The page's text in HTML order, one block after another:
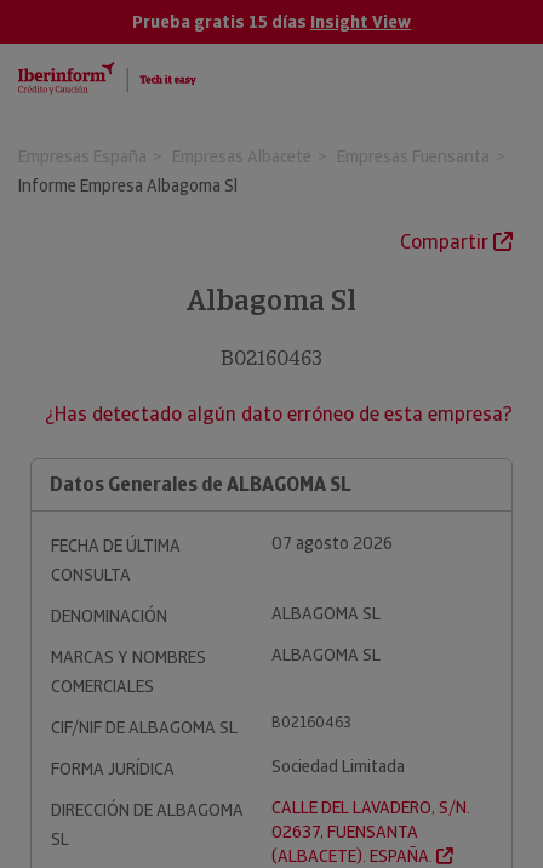
Prueba gratis 15 días Insight View
Empresas España Empresas Albacete
Empresas Fuensanta
Informe Empresa Albagoma Sl
Compartir
Albagoma Sl
B02160463
¿Has detectado algún dato erróneo de esta empresa?
Datos Generales de ALBAGOMA SL
FECHA DE ÚLTIMA
CONSULTA
07 agosto 2026
DENOMINACIÓN
ALBAGOMA SL
MARCAS Y NOMBRES
COMERCIALES
ALBAGOMA SL
CIF/NIF DE ALBAGOMA SL B02160463
FORMA JURÍDICA
Sociedad Limitada
DIRECCIÓN DE ALBAGOMA
SL
CALLE DEL LAVADERO, S/N.
02637, FUENSANTA
(ALBACETE). ESPAÑA.